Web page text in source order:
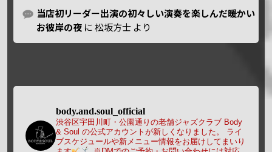
当店初リーダー出演の初々しい演奏を楽しんだ暖かい
お彼岸の夜 に松坂方士 より
body.and.soul_official
渋谷区宇田川町・公園通りの老舗ジャズクラブ Body
& Soul の公式アカウントが新しくなりました。
ライ
ブスケジュールや新メニュー情報をお届けしてまいり